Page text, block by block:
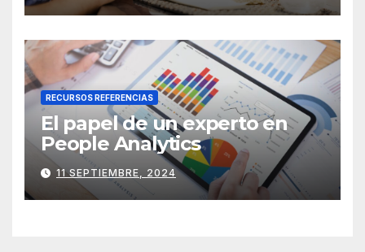
RECURSOS REFERENCIAS
El papel de un experto en
People Analytics
11 SEPTIEMBRE, 2024